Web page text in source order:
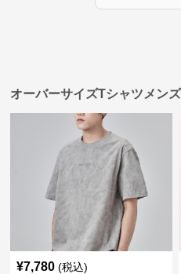
オーバーサイズTシャツメン
¥7,780 (税込)